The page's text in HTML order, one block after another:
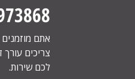
אתם
צריכים עורך
לכם שירות.